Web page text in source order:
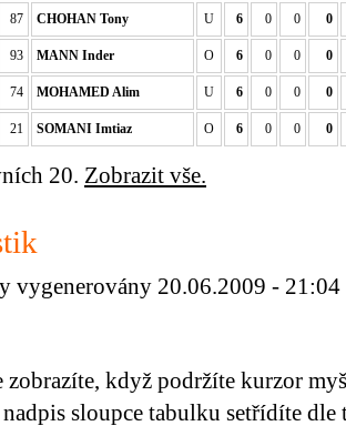
87 CHOHAN Tony U 6 0 0 0
93 MANN Inder O 6 0 0 0
74 MOHAMED Alim U 6 0 0 0
21 SOMANI Imtiaz O 6 0 0 0
20. Zobrazit vše.
vygenerovány 20.06.2009 - 21:04
zobrazíte, když podržíte kurzor
sloupce tabulku setřídíte dle